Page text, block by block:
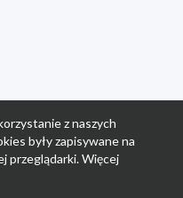
z naszych
były zapisywane na
przeglądarki. Więcej